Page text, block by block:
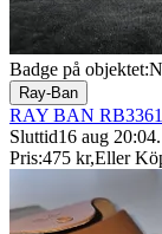
Badge på objektet:
Ray-Ban
RAY BAN
Sluttid16 aug 20:04.
Pris:475 kr,Eller